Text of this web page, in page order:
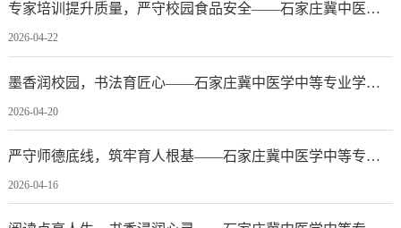
专家培训提升质量，严守校园食品安全——石家庄冀中医学中等专业学校开展校园食堂食品安全与营养卫生专题培训
2026-04-22
墨香润校园，书法育匠心——石家庄冀中医学中等专业学校硬笔书法比赛圆满落幕
2026-04-20
严守师德底线，筑牢育人根基——石家庄冀中医学中等专业学校召开师德师风教育专题会议
2026-04-16